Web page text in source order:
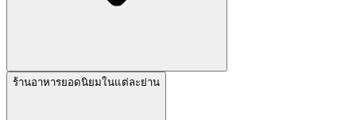
ร้านอาหารยอดนิยมในแต่ละย่าน